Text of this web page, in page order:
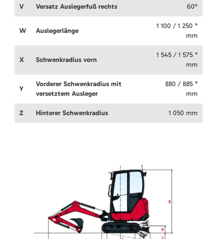
V Versatz Auslegerfuß rechts 60°
W Auslegerlänge
1 100 / 1 250 *
mm
X Schwenkradius vorn
1 545 / 1 575 *
mm
Y
Vorderer Schwenkradius mit
versetztem Ausleger
880 / 885 *
mm
Z Hinterer Schwenkradius 1 050 mm